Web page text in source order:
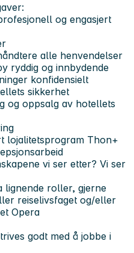
og engasjert
alle henvendelser
ryddig og innbydende
konfidensielt
sikkerhet
og oppsalg av hotellets
lojalitetsprogram Thon+
vi ser etter? Vi ser
lignende roller, gjerne
reiselivsfaget og/eller
Opera
godt med å jobbe i